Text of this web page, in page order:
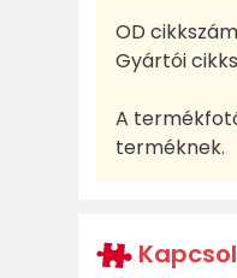
OD
Gyártói
A
terméknek.